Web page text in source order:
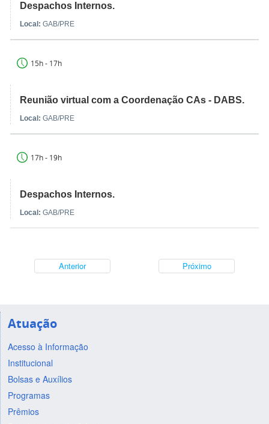
Despachos Internos.
Local: GAB/PRE
15h - 17h
Reunião virtual com a Coordenação CAs - DABS.
Local: GAB/PRE
17h - 19h
Despachos Internos.
Local: GAB/PRE
Anterior Próximo
Atuação
Acesso à Informação
Institucional
Bolsas e Auxílios
Programas
Prêmios